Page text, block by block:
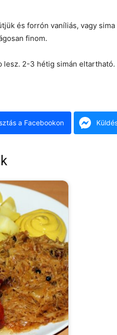
és forrón vaníliás, vagy
finom.
lesz. 2-3 hétig simán eltartható.
a Facebookon